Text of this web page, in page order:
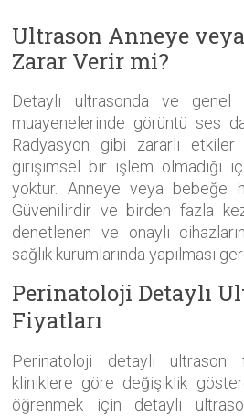
Ultrason Anneye
Zarar Verir mi?
Detaylı ultrasonda ve
muayenelerinde görüntü ses
Radyasyon gibi zararlı
girişimsel bir işlem olmadığı
yoktur. Anneye veya bebeğe
Güvenilirdir ve birden fazla
denetlenen ve onaylı
sağlık kurumlarında yapılması
Perinatoloji Detaylı
Fiyatları
Perinatoloji detaylı ultrason
kliniklere göre değişiklik
öğrenmek için detaylı